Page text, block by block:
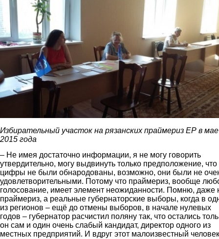
Избирательный участок на рязанских праймериз ЕР в мае
2015 года
– Не имея достаточно информации, я не могу говорить
утвердительно, могу выдвинуть только предположение, что
цифры не были обнародованы, возможно, они были не
удовлетворительными. Потому что праймериз, вообще
голосование, имеет элемент неожиданности. Помню, даже
праймериз, а реальные губернаторские выборы, когда в
из регионов – ещё до отмены выборов, в начале нулевых
годов – губернатор расчистил поляну так, что остались
он сам и один очень слабый кандидат, директор одного из
местных предприятий. И вдруг этот малоизвестный человек